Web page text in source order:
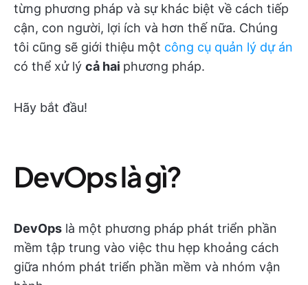
từng phương pháp và sự khác biệt về cách tiếp
cận, con người, lợi ích và hơn thế nữa. Chúng
tôi cũng sẽ giới thiệu một công cụ quản lý dự án
có thể xử lý cả hai phương pháp.
Hãy bắt đầu!
DevOps là gì?
DevOps là một phương pháp phát triển phần
mềm tập trung vào việc thu hẹp khoảng cách
giữa nhóm phát triển phần mềm và nhóm vận